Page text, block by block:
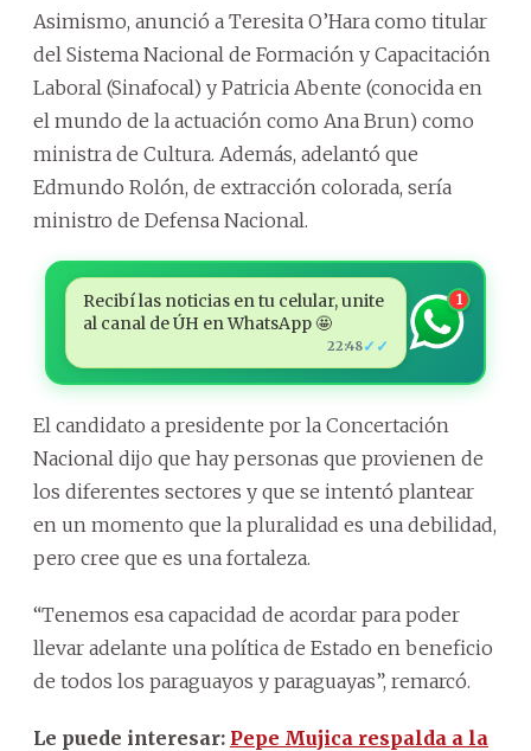
Asimismo, anunció a Teresita O’Hara como titular
del Sistema Nacional de Formación y Capacitación
Laboral (Sinafocal) y Patricia Abente (conocida en
el mundo de la actuación como Ana Brun) como
ministra de Cultura. Además, adelantó que
Edmundo Rolón, de extracción colorada, sería
ministro de Defensa Nacional.
Recibí las noticias en tu celular, unite
al canal de ÚH en WhatsApp 🤩
22:48✓✓
1
El candidato a presidente por la Concertación
Nacional dijo que hay personas que provienen de
los diferentes sectores y que se intentó plantear
en un momento que la pluralidad es una debilidad,
pero cree que es una fortaleza.
“Tenemos esa capacidad de acordar para poder
llevar adelante una política de Estado en beneficio
de todos los paraguayos y paraguayas”, remarcó.
Le puede interesar: Pepe Mujica respalda a la